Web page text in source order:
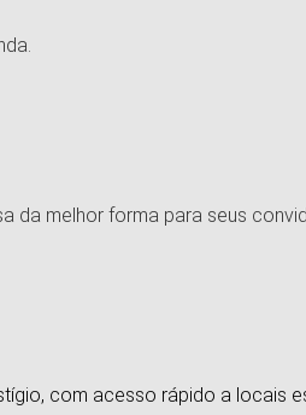
da melhor forma para seus
com acesso rápido a locais